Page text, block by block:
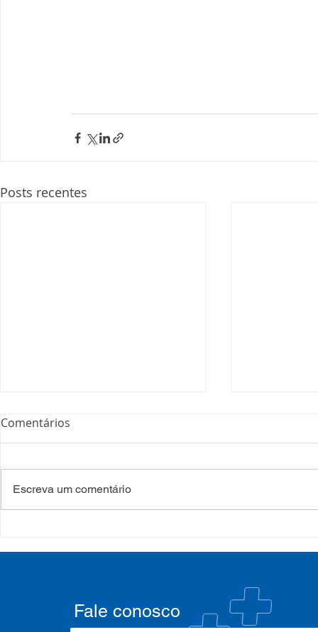
Posts recentes
001/2022
Comentários
Escreva um comentário
Fale conosco